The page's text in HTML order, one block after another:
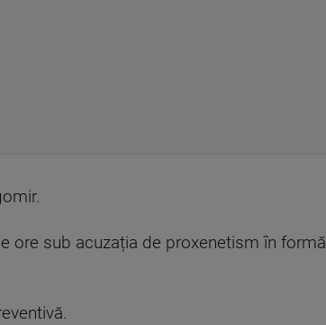
ore sub acuzația de proxenetism în formă